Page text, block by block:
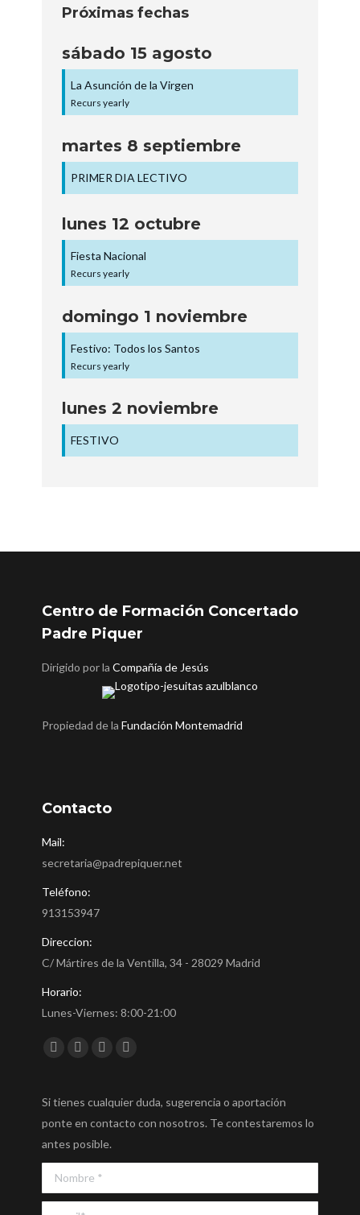
Próximas fechas
sábado 15 agosto
La Asunción de la Virgen
Recurs yearly
martes 8 septiembre
PRIMER DIA LECTIVO
lunes 12 octubre
Fiesta Nacional
Recurs yearly
domingo 1 noviembre
Festivo: Todos los Santos
Recurs yearly
lunes 2 noviembre
FESTIVO
Centro de Formación Concertado
Padre Piquer
Dirigido por laCompañía de Jesús
Propiedad de laFundación Montemadrid
Contacto
Mail:
secretaria@padrepiquer.net
Teléfono:
913153947
Direccion:
C/ Mártires de la Ventilla, 34 - 28029 Madrid
Horario:
Lunes-Viernes: 8:00-21:00
Encuéntranos en:
Si tienes cualquier duda, sugerencia o aportación
ponte en contacto con nosotros. Te contestaremos lo
antes posible.